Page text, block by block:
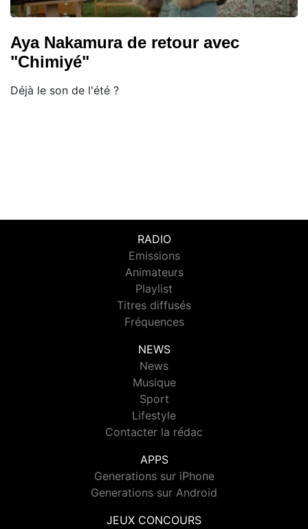
Aya Nakamura de retour avec
"Chimiyé"
Déjà le son de l'été ?
RADIO
Emissions
Animateurs
Playlist
Titres diffusés
Fréquences
NEWS
News
Musique
Sport
Lifestyle
Contacter la rédac
APPS
Generations sur iPhone
Generations sur Android
JEUX CONCOURS